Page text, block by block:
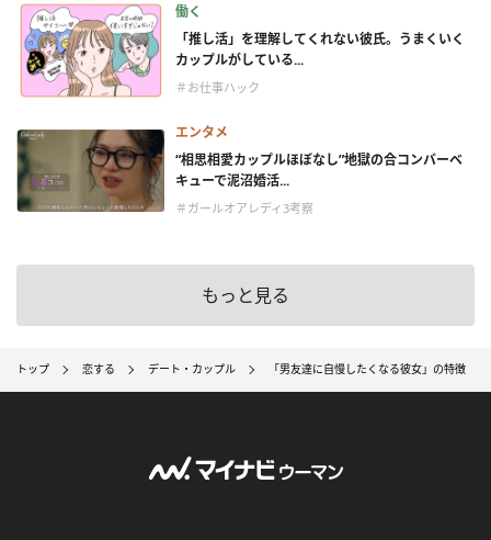
働く
「推し活」を理解してくれない彼氏。うまくいく
カップルがしている...
＃お仕事ハック
エンタメ
“相思相愛カップルほぼなし”地獄の合コンバーベ
キューで泥沼婚活...
＃ガールオアレディ3考察
もっと見る
トップ 恋する デート・カップル 「男友達に自慢したくなる彼女」の特徴